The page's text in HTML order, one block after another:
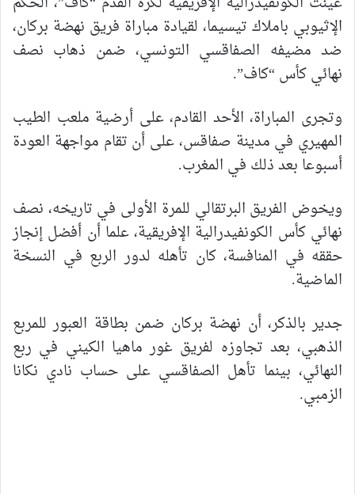
الإثيوبي باملاك تيسيما، لقيادة مباراة فريق نهضة بركان،
ضد مضيفه الصفاقسي التونسي، ضمن ذهاب نصف
نهائي كأس “كاف”.
وتجرى المباراة، الأحد القادم، على أرضية ملعب الطيب
المهيري في مدينة صفاقس، على أن تقام مواجهة العودة
أسبوعا بعد ذلك في المغرب.
ويخوض الفريق البرتقالي للمرة الأولى في تاريخه، نصف
نهائي كأس الكونفيدرالية الإفريقية، علما أن أفضل إنجاز
حققه في المنافسة، كان تأهله لدور الربع في النسخة
الماضية.
جدير بالذكر، أن نهضة بركان ضمن بطاقة العبور للمربع
الذهبي، بعد تجاوزه لفريق غور ماهيا الكيني في ربع
النهائي، بينما تأهل الصفاقسي على حساب نادي نكانا
الزمبي.